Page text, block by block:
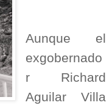
Aunque el
exgobernado
r Richard
Aguilar Villa